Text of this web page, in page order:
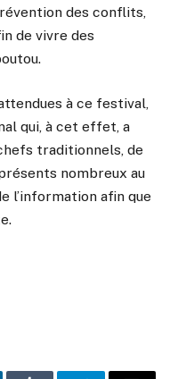
des conflits,
de vivre des
à ce festival,
qui, à cet effet, a
traditionnels, de
nombreux au
l’information afin que